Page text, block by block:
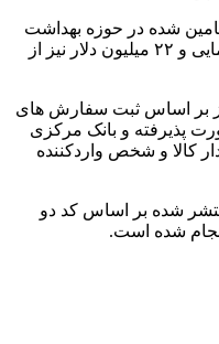
از ارز تامین شده در حوزه بهداشت
درمان و آموزش پزشکی با نرخ ارز نیمایی و ۲۲ میلیون دلار نیز از
بر اساس ثبت سفارش های
پذیرفته و بانک مرکزی
کالا و شخص واردکننده
شده بر اساس کد دو
شده است.